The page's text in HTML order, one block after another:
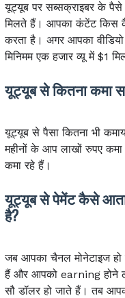
यूट्यूब पर सब्सक्राइबर के
मिलते हैं। आपका कंटेंट किस
करता है। अगर आपका
मिनिमम एक हजार व्यू में $1
यूट्यूब से कितना कमा
यूट्यूब से पैसा कितना भी
महीनों के आप लाखों रुपए
कमा रहे हैं।
यूट्यूब से पेमेंट कैसे
है?
जब आपका चैनल मोनेटाइज
हैं और आपको earning होने
सौ डॉलर हो जाते हैं। तब